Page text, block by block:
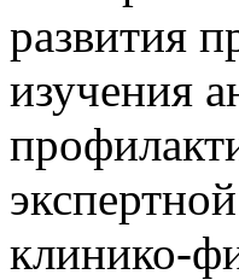
развития
изучения
клинико-